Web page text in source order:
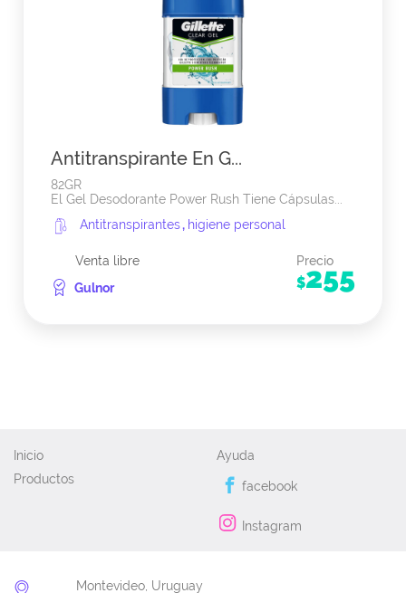
Antitranspirante En G...
82GR
El Gel Desodorante Power Rush Tiene Cápsulas...
Antitranspirantes, higiene personal
Venta libre
Gulnor
Precio
$255
Inicio
Productos
Ayuda
facebook
Instagram
Montevideo, Uruguay